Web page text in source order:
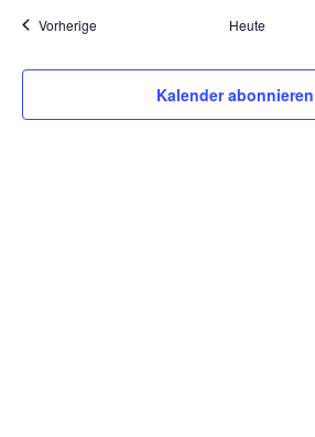
VorherigeVeranstaltungen Heute
Kalender abonnieren